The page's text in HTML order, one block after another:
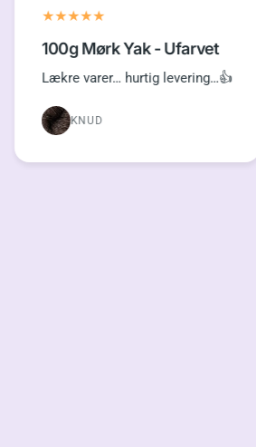
100g Mørk Yak - Ufarvet
Lækre varer… hurtig levering…👍
KNUD